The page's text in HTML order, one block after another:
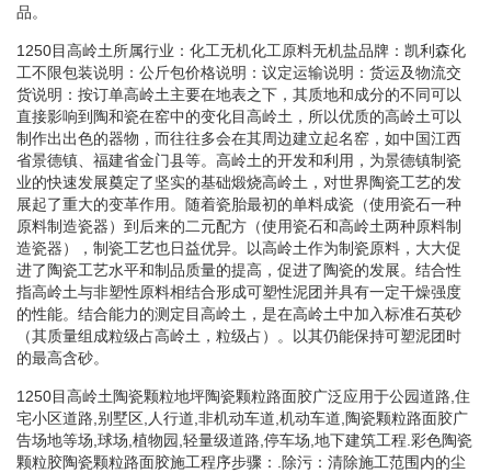
品。
1250目高岭土所属行业：化工无机化工原料无机盐品牌：凯利森化
工不限包装说明：公斤包价格说明：议定运输说明：货运及物流交
货说明：按订单高岭土主要在地表之下，其质地和成分的不同可以
直接影响到陶和瓷在窑中的变化目高岭土，所以优质的高岭土可以
制作出出色的器物，而往往多会在其周边建立起名窑，如中国江西
省景德镇、福建省金门县等。高岭土的开发和利用，为景德镇制瓷
业的快速发展奠定了坚实的基础煅烧高岭土，对世界陶瓷工艺的发
展起了重大的变革作用。随着瓷胎最初的单料成瓷（使用瓷石一种
原料制造瓷器）到后来的二元配方（使用瓷石和高岭土两种原料制
造瓷器），制瓷工艺也日益优异。以高岭土作为制瓷原料，大大促
进了陶瓷工艺水平和制品质量的提高，促进了陶瓷的发展。结合性
指高岭土与非塑性原料相结合形成可塑性泥团并具有一定干燥强度
的性能。结合能力的测定目高岭土，是在高岭土中加入标准石英砂
（其质量组成粒级占高岭土，粒级占）。以其仍能保持可塑泥团时
的最高含砂。
1250目高岭土陶瓷颗粒地坪陶瓷颗粒路面胶广泛应用于公园道路,住
宅小区道路,别墅区,人行道,非机动车道,机动车道,陶瓷颗粒路面胶广
告场地等场,球场,植物园,轻量级道路,停车场,地下建筑工程.彩色陶瓷
颗粒胶陶瓷颗粒路面胶施工程序步骤：.除污：清除施工范围内的尘